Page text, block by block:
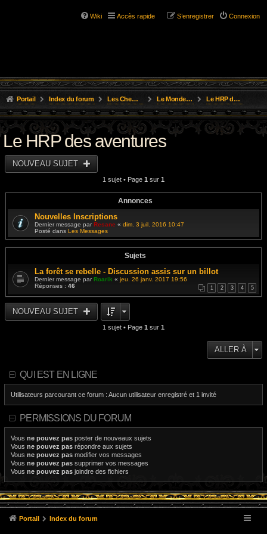
Wiki Accès rapide Connexion
S’enregistrer
Portail Index du forum Les Chemins de L'Aventure Le Monde de Golarion Le HRP des aventures
Le HRP des aventures
NOUVEAU SUJET
1 sujet • Page 1 sur 1
Annonces
Nouvelles Inscriptions
Dernier message parResane « dim. 3 juil. 2016 10:47
Posté dans Les Messages
Sujets
La forêt se rebelle - Discussion assis sur un billot
Dernier message parRoarik « jeu. 26 janv. 2017 19:56
Réponses : 46 1 2 3 4 5
NOUVEAU SUJET
1 sujet • Page 1 sur 1
ALLER À
QUI EST EN LIGNE
Utilisateurs parcourant ce forum : Aucun utilisateur enregistré et 1 invité
PERMISSIONS DU FORUM
Vous ne pouvez pas poster de nouveaux sujets
Vous ne pouvez pas répondre aux sujets
Vous ne pouvez pas modifier vos messages
Vous ne pouvez pas supprimer vos messages
Vous ne pouvez pas joindre des fichiers
Portail Index du forum